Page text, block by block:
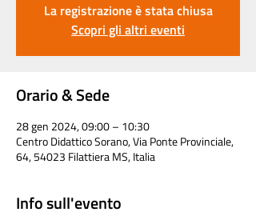
La registrazione è stata chiusa
Scopri gli altri eventi
Orario & Sede
28 gen 2024, 09:00 – 10:30
Centro Didattico Sorano, Via Ponte Provinciale,
64, 54023 Filattiera MS, Italia
Info sull'evento